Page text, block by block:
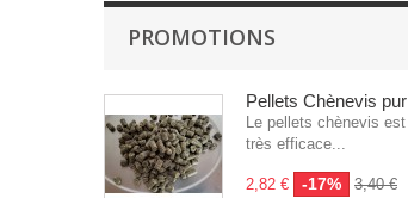
PROMOTIONS
Pellets Chènevis pur
Le pellets chènevis est
très efficace...
2,82 € -17% 3,40 €